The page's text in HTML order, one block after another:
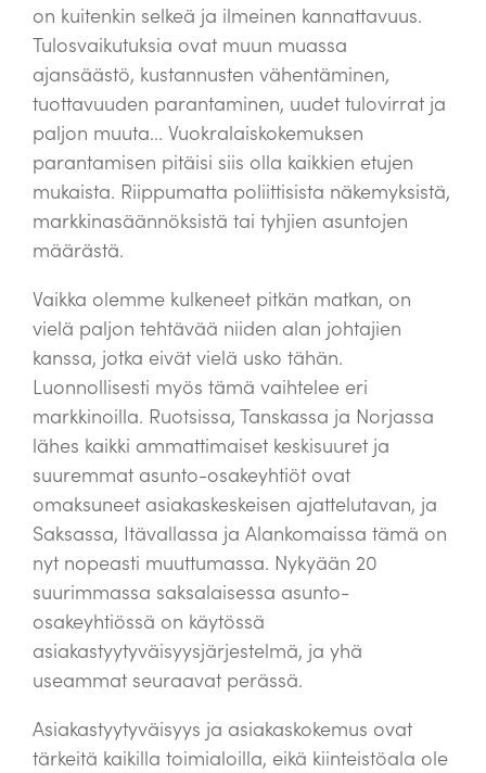
on kuitenkin selkeä ja ilmeinen kannattavuus.
Tulosvaikutuksia ovat muun muassa
ajansäästö, kustannusten vähentäminen,
tuottavuuden parantaminen, uudet tulovirrat ja
paljon muuta... Vuokralaiskokemuksen
parantamisen pitäisi siis olla kaikkien etujen
mukaista. Riippumatta poliittisista näkemyksistä,
markkinasäännöksistä tai tyhjien asuntojen
määrästä.
Vaikka olemme kulkeneet pitkän matkan, on
vielä paljon tehtävää niiden alan johtajien
kanssa, jotka eivät vielä usko tähän.
Luonnollisesti myös tämä vaihtelee eri
markkinoilla. Ruotsissa, Tanskassa ja Norjassa
lähes kaikki ammattimaiset keskisuuret ja
suuremmat asunto-osakeyhtiöt ovat
omaksuneet asiakaskeskeisen ajattelutavan, ja
Saksassa, Itävallassa ja Alankomaissa tämä on
nyt nopeasti muuttumassa. Nykyään 20
suurimmassa saksalaisessa asunto-
osakeyhtiössä on käytössä
asiakastyytyväisyysjärjestelmä, ja yhä
useammat seuraavat perässä.
Asiakastyytyväisyys ja asiakaskokemus ovat
tärkeitä kaikilla toimialoilla, eikä kiinteistöala ole